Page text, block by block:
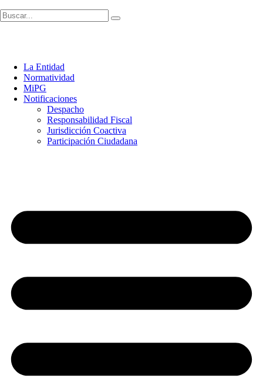
La Entidad
Normatividad
MiPG
Notificaciones
Despacho
Responsabilidad Fiscal
Jurisdicción Coactiva
Participación Ciudadana